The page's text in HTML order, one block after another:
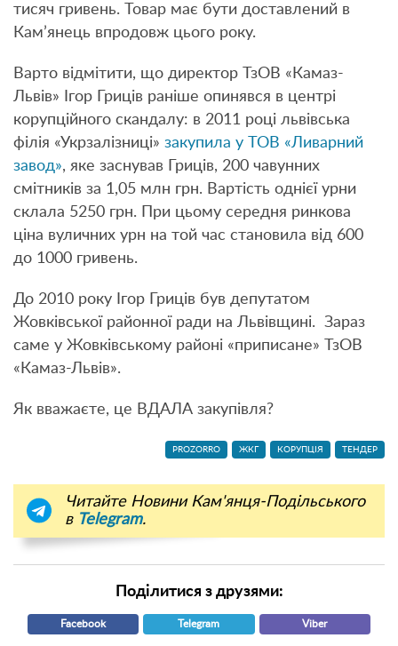
тисяч гривень. Товар має бути доставлений в
Кам’янець впродовж цього року.
Варто відмітити, що директор ТзОВ «Камаз-
Львів» Ігор Гриців раніше опинявся в центрі
корупційного скандалу: в 2011 році львівська
філія «Укрзалізниці» закупила у ТОВ «Ливарний
завод», яке заснував Гриців, 200 чавунних
смітників за 1,05 млн грн. Вартість однієї урни
склала 5250 грн. При цьому середня ринкова
ціна вуличних урн на той час становила від 600
до 1000 гривень.
До 2010 року Ігор Гриців був депутатом
Жовківської районної ради на Львівщині. Зараз
саме у Жовківському районі «приписане» ТзОВ
«Камаз-Львів».
Як вважаєте, це ВДАЛА закупівля?
PROZORRO ЖКГ КОРУПЦІЯ ТЕНДЕР
Читайте Новини Кам'янця-Подільського
в Telegram.
Поділитися з друзями:
Facebook Telegram Viber